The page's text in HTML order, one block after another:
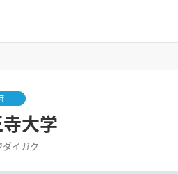
大学
イガク